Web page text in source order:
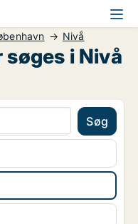
Nivå
i Nivå
Søg